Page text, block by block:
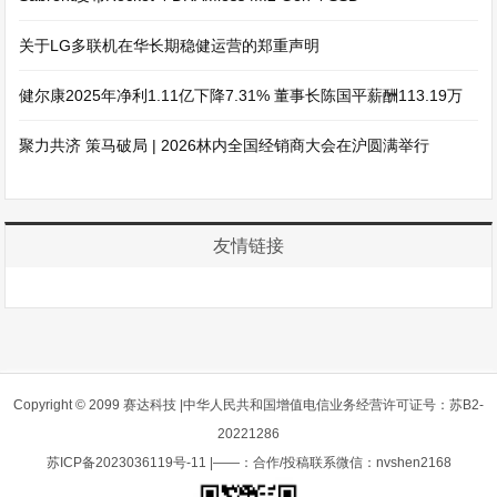
关于LG多联机在华长期稳健运营的郑重声明
健尔康2025年净利1.11亿下降7.31% 董事长陈国平薪酬113.19万
聚力共济 策马破局 | 2026林内全国经销商大会在沪圆满举行
友情链接
Copyright © 2099 赛达科技 |中华人民共和国增值电信业务经营许可证号：苏B2-
20221286
苏ICP备2023036119号-11 |——：合作/投稿联系微信：nvshen2168